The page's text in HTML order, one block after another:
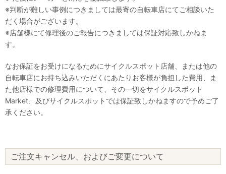
※判断が難しい事例につきましては最寄の自転車店にてご相談いた
だく場合がございます。
※店舗様にて修理後のご報告につきましては保証対応致しかねま
す。
なお保証をお受けになるためにサイクルスポット店舗、または他の
自転車店にお持ち込みいただくにあたりお客様が負担した費用、ま
た他店様での修理費用について、その一切をサイクルスポット
Market、及びサイクルスポットでは保証致しかねますので予めご了
承ください。
ご注文キャンセル、およびご変更について